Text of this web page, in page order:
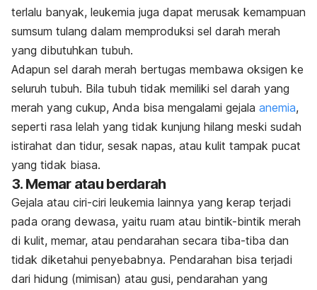
terlalu banyak, leukemia juga dapat merusak kemampuan
sumsum tulang dalam memproduksi sel darah merah
yang dibutuhkan tubuh.
Adapun sel darah merah bertugas membawa oksigen ke
seluruh tubuh. Bila tubuh tidak memiliki sel darah yang
merah yang cukup, Anda bisa mengalami gejala anemia,
seperti rasa lelah yang tidak kunjung hilang meski sudah
istirahat dan tidur, sesak napas, atau kulit tampak pucat
yang tidak biasa.
3. Memar atau berdarah
Gejala atau ciri-ciri leukemia lainnya yang kerap terjadi
pada orang dewasa, yaitu ruam atau bintik-bintik merah
di kulit, memar, atau pendarahan secara tiba-tiba dan
tidak diketahui penyebabnya. Pendarahan bisa terjadi
dari hidung (mimisan) atau gusi, pendarahan yang